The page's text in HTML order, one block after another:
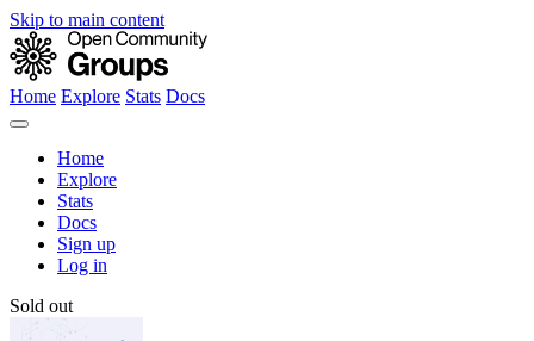
Skip to main content
Home Explore Stats Docs
Home
Explore
Stats
Docs
Sign up
Log in
Sold out